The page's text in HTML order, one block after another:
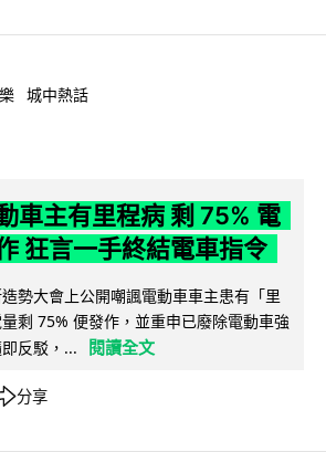
城中熱話
車主有里程病 剩 75% 電
狂言一手終結電車指令
勢大會上公開嘲諷電動車車主患有「里
剩 75% 便發作，並重申已廢除電動車強
反駁，...
閱讀全文
分享